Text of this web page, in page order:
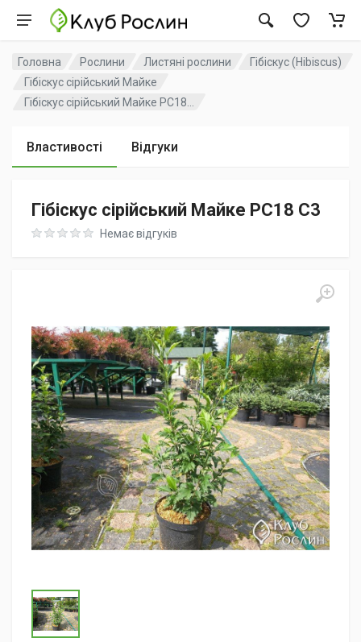
Головна Рослини Листяні рослини
Гібіскус (Hibiscus)
Гібіскус сірійський Майке
Гібіскус сірійський Майке PC18...
Властивості Відгуки
Гібіскус сірійський Майке PC18 C3
Rating: 0 out of 5Немає відгуків